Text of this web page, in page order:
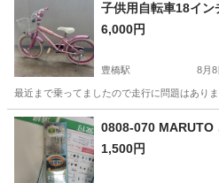
子供用自転車18イン
6,000円
豊橋駅 8月8
最近まで乗ってましたので走行に問題はあり
愛知 豊橋市
0808-070 MARUTO
1,500円